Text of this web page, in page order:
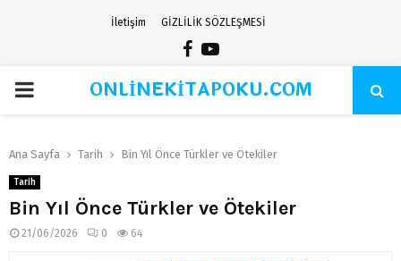
İletişim GİZLİLİK SÖZLEŞMESİ
Facebook
Youtube
PRIMARYONLİNEKİTAPOKU.COM
Ana Sayfa Tarih Bin Yıl Önce Türkler ve Ötekiler
Tarih
Bin Yıl Önce Türkler ve Ötekiler
21/06/2026 0 64